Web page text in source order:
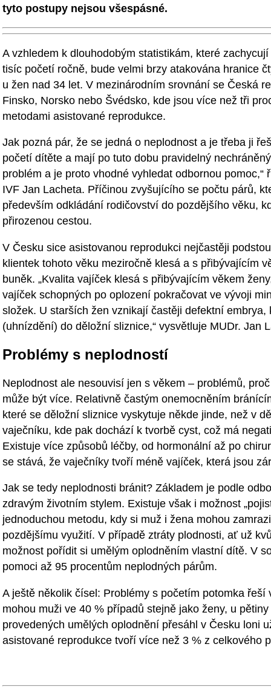
tyto postupy nejsou všespásné.
A vzhledem k dlouhodobým statistikám, které
tisíc početí ročně, bude velmi brzy atakována hranice
u žen nad 34 let. V mezinárodním srovnání se Česká
Finsko, Norsko nebo Švédsko, kde jsou více než tři
metodami asistované reprodukce.
Jak pozná pár, že se jedná o neplodnost a je třeba ji
početí dítěte a mají po tuto dobu pravidelný
problém a je proto vhodné vyhledat odbornou
IVF Jan Lacheta. Příčinou zvyšujícího se počtu párů,
především odkládání rodičovství do pozdějšího věku,
přirozenou cestou.
V Česku sice asistovanou reprodukci nejčastěji
klientek tohoto věku meziročně klesá a s přibývajícím
buněk. „Kvalita vajíček klesá s přibývajícím věkem
vajíček schopných po oplození pokračovat ve vývoji
složek. U starších žen vznikají častěji defektní
(uhnízdění) do děložní sliznice,“ vysvětluje MUDr. Jan
Problémy s neplodností
Neplodnost ale nesouvisí jen s věkem – problémů,
může být více. Relativně častým onemocněním
které se děložní sliznice vyskytuje někde jinde, než v
vaječníku, kde pak dochází k tvorbě cyst, což má
Existuje více způsobů léčby, od hormonální až po
se stává, že vaječníky tvoří méně vajíček, která jsou
Jak se tedy neplodnosti bránit? Základem je podle
zdravým životním stylem. Existuje však i možnost
jednoduchou metodu, kdy si muž i žena mohou
pozdějšímu využití. V případě ztráty plodnosti, ať už
možnost pořídit si umělým oplodněním vlastní dítě. V
pomoci až 95 procentům neplodných párům.
A ještě několik čísel: Problémy s početím potomka
mohou muži ve 40 % případů stejně jako ženy, u
provedených umělých oplodnění přesáhl v Česku loni
asistované reprodukce tvoří více než 3 % z celkového